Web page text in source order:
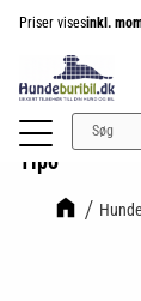
Priser visesinkl.
Tipo